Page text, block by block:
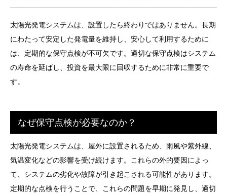
太陽光発電システムは、設置したら終わりではありません。長期
にわたって安定した発電量を維持し、安心して利用するために
は、定期的な保守点検が不可欠です。適切な保守点検はシステム
の寿命を延ばし、投資を最大限に回収するために非常に重要で
す。
なぜ保守点検が必要なのか？
太陽光発電システムは、屋外に設置されるため、雨風や紫外線、
気温変化などの影響を受け続けます。これらの外的要因によっ
て、システムの劣化や故障が引き起こされる可能性があります。
定期的な点検を行うことで、これらの問題を早期に発見し、適切